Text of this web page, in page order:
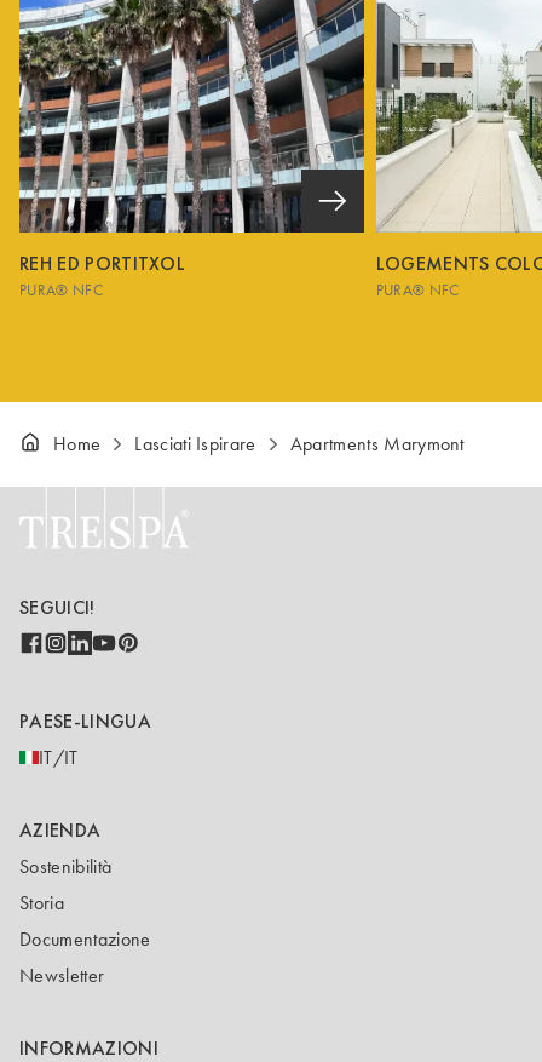
REH ED PORTITXOL
PURA® NFC
LOGEMENTS
PURA® NFC
Home Lasciati Ispirare Apartments Marymont
SEGUICI!
PAESE-LINGUA
IT/IT
AZIENDA
Sostenibilità
Storia
Documentazione
Newsletter
INFORMAZIONI